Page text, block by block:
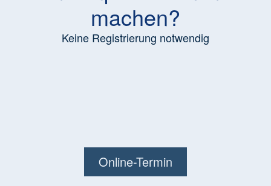
machen?
Keine Registrierung notwendig
Online-Termin